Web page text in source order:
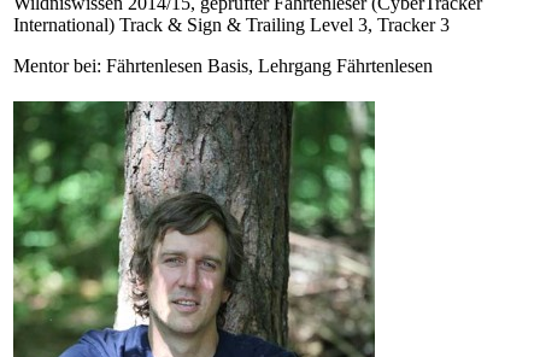
International) Track & Sign & Trailing Level 3, Tracker 3
Mentor bei: Fährtenlesen Basis, Lehrgang Fährtenlesen